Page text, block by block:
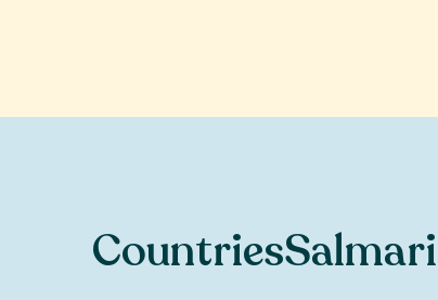
CountriesSalmari